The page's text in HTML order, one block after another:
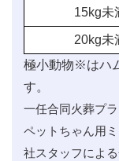
15kg未
20kg未
極小動物※はハ
す。
一任合同火葬プ
ペットちゃん用
社スタッフによ